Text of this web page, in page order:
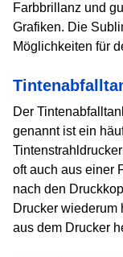
Farbbrillanz und
Grafiken. Die
Möglichkeiten für
Der
genannt ist ein
oft auch aus einer
nach den
Drucker wiederum
aus dem Drucker